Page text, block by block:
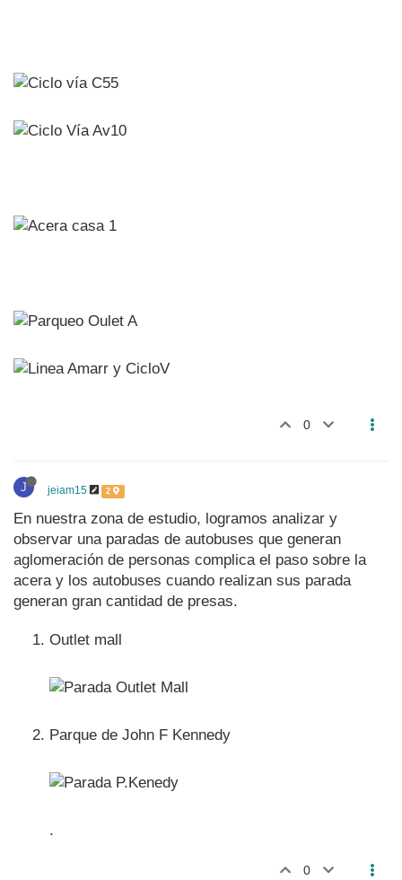
0
J jeiam15 2
En nuestra zona de estudio, logramos analizar y
observar una paradas de autobuses que generan
aglomeración de personas complica el paso sobre la
acera y los autobuses cuando realizan sus parada
generan gran cantidad de presas.
Outlet mall
Parque de John F Kennedy
.
0